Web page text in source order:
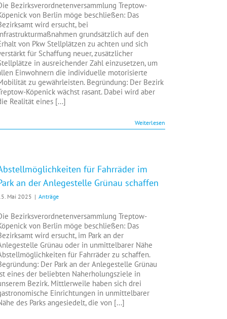
Bezirksverordnetenversammlung Treptow-
von Berlin möge beschließen: Das
wird ersucht, bei
grundsätzlich auf den
von Pkw Stellplätzen zu achten und sich
für Schaffung neuer, zusätzlicher
in ausreichender Zahl einzusetzen, um
Einwohnern die individuelle motorisierte
zu gewährleisten. Begründung: Der Bezirk
Köpenick wächst rasant. Dabei wird aber
Realität eines [...]
Weiterlesen
für Fahrräder im
an der Anlegestelle Grünau schaffen
Mai 2025 | Anträge
Bezirksverordnetenversammlung Treptow-
von Berlin möge beschließen: Das
wird ersucht, im Park an der
Grünau oder in unmittelbarer Nähe
für Fahrräder zu schaffen.
Der Park an der Anlegestelle Grünau
eines der beliebten Naherholungsziele in
Bezirk. Mittlerweile haben sich drei
Einrichtungen in unmittelbarer
des Parks angesiedelt, die von [...]